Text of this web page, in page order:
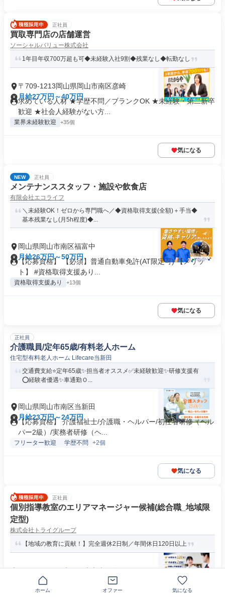
正社員
買取専門店の店舗運営
ソーシャルバリュー株式会社
1年目年収700万超も可◆未経験入社9割◆残業なし◆転勤なし
〒709-1213岡山県岡山市南区彦崎
月給27万円～40万円
求めている人材 ★学歴不問／ブランクOK ★未経験・第二新卒
歓迎 ★社会人経験がない方...
業界未経験歓迎 +35個
気になる
NEW 正社員
メンテナンススタッフ・施設や飲食店
有限会社エコライフ
＼未経験OK！ゼロから専門職へ／◆資格取得支援(全額)＋手当◆
基本残業なし(月5h程度)◆...
岡山県岡山市南区福富中
月給26万円～50万円
【応募資格】 【必須】普通自動車免許(AT限定可) 【メリッ
ト】 #資格取得支援あり...
資格取得支援あり +13個
気になる
正社員
介護職員/定年65歳/有料老人ホーム
住宅型有料老人ホーム Lifecare当新田
交通費支給⭐️定年65歳✨担当者オススメ✅️未経験歓迎✨研修支援有
⭕️経験者優遇✨車通勤Ｏ...
岡山県岡山市南区当新田
月給23万円～24万円
【応募資格】 介護福祉士/介護職・ヘルパー/初任者研修（ヘル
パー2級）/実務者研修（ヘ...
フリーター歓迎 学歴不問 +2個
気になる
正社員
個別指導教室のエリアマネージャー候補(総合職_地域限
定型)
株式会社トライグループ
【地域の教育に貢献！】完全週休2日制／年間休日120日以上
〒700-0944岡山県岡山市南区泉田
月給35万円～67万円
求めている人材 ◆教育業界の経験者大歓迎！◆ 20代・30代・
ホーム オファー 気になる